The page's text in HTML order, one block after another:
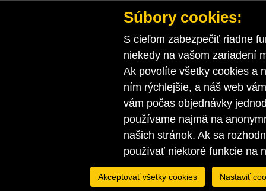
Súbory cookies:
S cieľom zabezpečiť riadne
niekedy na vašom zariadení
Ak povolíte všetky cookies a
ním rýchlejšie, a náš web
vám počas objednávky
používame najmä na
našich stránok. Ak sa
používať niektoré funkcie na
Akceptovať všetky cookies Nastaviť